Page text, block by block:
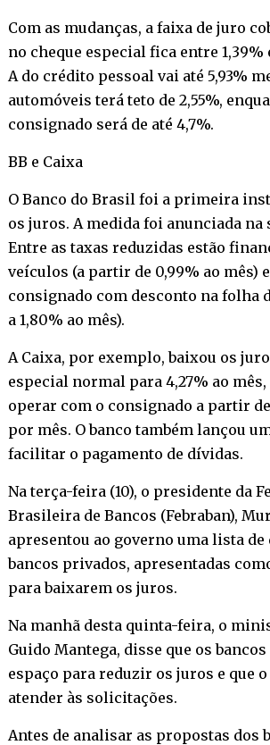
Com as mudanças, a faixa de juro
no cheque especial fica entre 1,39%
A do crédito pessoal vai até 5,93%
automóveis terá teto de 2,55%,
consignado será de até 4,7%.
BB e Caixa
O Banco do Brasil foi a primeira
os juros. A medida foi anunciada na
Entre as taxas reduzidas estão
veículos (a partir de 0,99% ao mês)
consignado com desconto na folha
a 1,80% ao mês).
A Caixa, por exemplo, baixou os
especial normal para 4,27% ao mês,
operar com o consignado a partir de
por mês. O banco também lançou
facilitar o pagamento de dívidas.
Na terça-feira (10), o presidente da
Brasileira de Bancos (Febraban),
apresentou ao governo uma lista de
bancos privados, apresentadas
para baixarem os juros.
Na manhã desta quinta-feira, o
Guido Mantega, disse que os
espaço para reduzir os juros e que
atender às solicitações.
Antes de analisar as propostas dos